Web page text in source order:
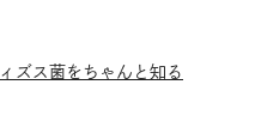
ズス菌をちゃんと知る